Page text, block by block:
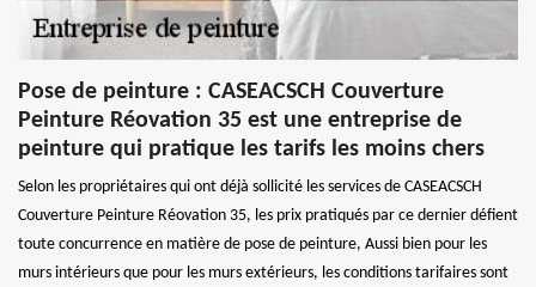
Pose de peinture : CASEACSCH Couverture
Peinture Réovation 35 est une entreprise de
peinture qui pratique les tarifs les moins chers
Selon les propriétaires qui ont déjà sollicité les services de CASEACSCH
Couverture Peinture Réovation 35, les prix pratiqués par ce dernier défient
toute concurrence en matière de pose de peinture, Aussi bien pour les
murs intérieurs que pour les murs extérieurs, les conditions tarifaires sont